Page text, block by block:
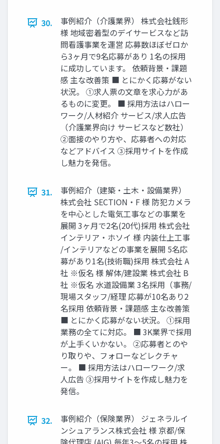
30.
事例紹介（介護業界） 株式会社銭形
様 地域密着型のデイサービスなど訪
問看護事業を運営 応募数ほぼゼロか
ら3ヶ月で9名応募があり 1名の採用
に成功しています。 依頼背景・課題
感 主な改善策 ■ とにかく応募がない
状況。 ①求人票の文章を求心力があ
るものに変更。 ■ 採用方法はハロー
ワーク/人材紹介 サービス/求人広告
（介護業界向け サービスなど数社）
②面接のやり方や、応募者への対応
などアドバイス ③採用サイトを作成
し魅力を発信。
31.
事例紹介（建築・土木・設備業界）
株式会社 SECTION・F 様 防犯カメラ
を中心とした電気工事などの事業を
展開 3ヶ月で2名(20代)採用 株式会社
インテリア・ホソイ 様 内装仕上工事
/インテリアなどの事業を展開 5名応
募があり1名(技術職)採用 株式会社 A
社 ※仮名 様 解体/建設業 株式会社 B
社 ※仮名 水道設備業 3名採用（事務/
現場スタッフ/経理 応募が10名あり2
名採用 依頼背景・課題感 主な改善策
■ とにかく応募がない状況。 ①採用
業務の全てに対応。 ■ 3K業界で採用
が上手くいかない。 ②応募者とのや
り取りや、フォローなどレクチャ
ー。 ■ 採用方法はハローワーク/求
人広告 ③採用サイトを作成し魅力を
発信。
32.
事例紹介（保険業界） ジェネラルイ
ンシュアランス株式会社 様 京都/保